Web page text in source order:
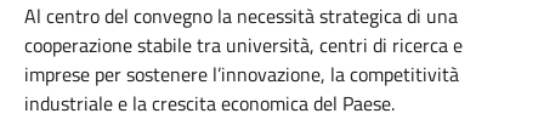
Al centro del convegno la necessità strategica di una
cooperazione stabile tra università, centri di ricerca e
imprese per sostenere l’innovazione, la competitività
industriale e la crescita economica del Paese.